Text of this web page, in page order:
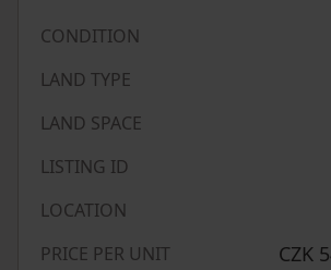
CONDITION
LAND TYPE
LAND SPACE
LISTING ID
LOCATION
PRICE PER UNIT CZK